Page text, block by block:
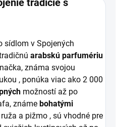
tradície s
sídlom v Spojených
arabskú parfumériu
známa svojou
, ponúka viac ako 2 000
možností až po
známe bohatými
a pižmo , sú vhodné pre